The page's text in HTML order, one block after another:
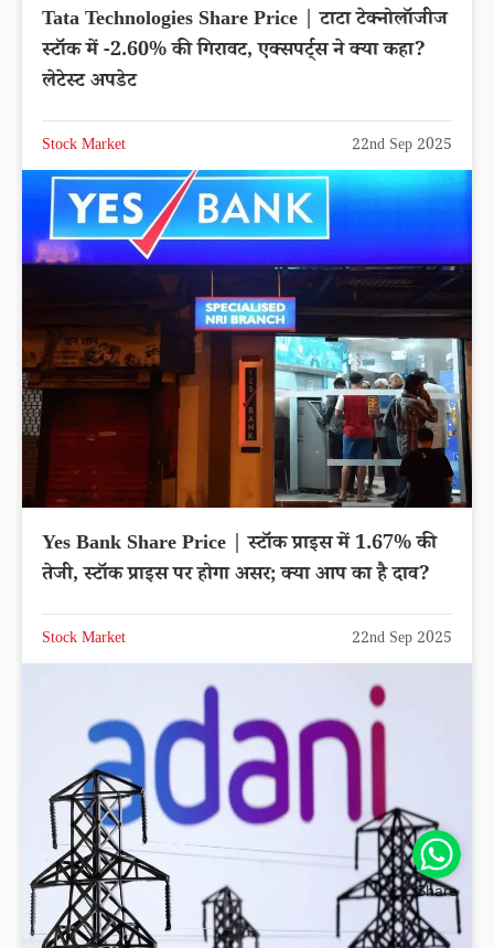
Tata Technologies Share Price | टाटा टेक्नोलॉजीज
स्टॉक में -2.60% की गिरावट, एक्सपर्ट्स ने क्या कहा?
लेटेस्ट अपडेट
Stock Market 22nd Sep 2025
Yes Bank Share Price | स्टॉक प्राइस में 1.67% की
तेजी, स्टॉक प्राइस पर होगा असर; क्या आप का है दाव?
Stock Market 22nd Sep 2025
Share